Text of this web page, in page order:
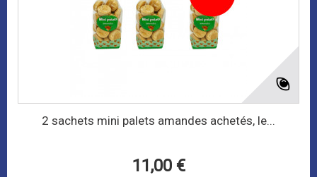
2 sachets mini palets amandes achetés, le...
11,00 €